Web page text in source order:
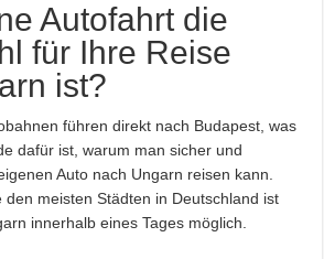
Autofahrt die
für Ihre Reise
ist?
führen direkt nach Budapest, was
dafür ist, warum man sicher und
Auto nach Ungarn reisen kann.
den meisten Städten in Deutschland ist
innerhalb eines Tages möglich.